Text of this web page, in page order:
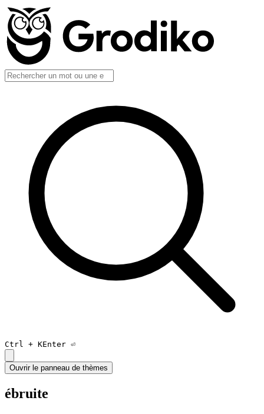
Ctrl + KEnter ⏎
Ouvrir le panneau de thèmes
ébruite